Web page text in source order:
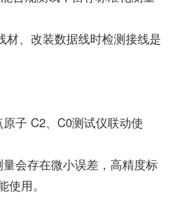
材、改装数据线时检测接线是
原子 C2、C0测试仪联动使
量会存在微小误差，高精度标
用。